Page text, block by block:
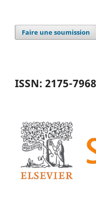
Faire une soumission
ISSN: 2175-7968